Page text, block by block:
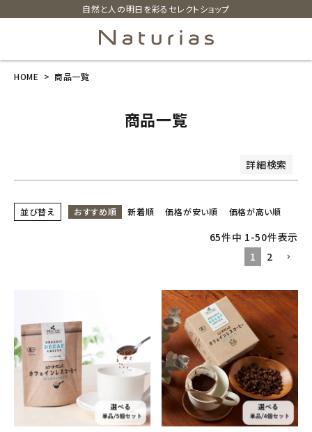
自然と人の明日を彩るセレクトショップ
カテゴリーから探す
フェムケア
インナー・下着・ナイトウェア
キッズ・ベビー・マタニティ
HOME 商品一覧
商品一覧
詳細検索
商品番号/JANコード
並び替え おすすめ順 新着順 価格が安い順 価格が高い順
65件中 1-50件表示
1
2